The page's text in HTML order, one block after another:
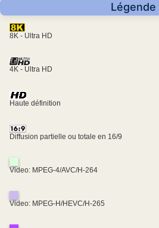
Légende
8K - Ultra HD
4K - Ultra HD
Haute définition
Diffusion partielle ou totale en 16/9
Video: MPEG-4/AVC/H-264
Video: MPEG-H/HEVC/H-265